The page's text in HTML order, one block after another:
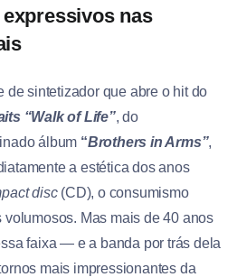
nas
de sintetizador que abre o hit do
“Walk of Life”, do
álbum “Brothers in Arms”,
a estética dos anos
disc(CD), o consumismo
Mas mais de 40 anos
faixa — e a banda por trás dela
mais impressionantes da